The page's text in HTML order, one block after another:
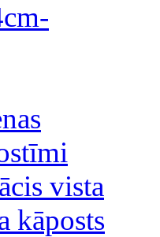
vista
kāposts